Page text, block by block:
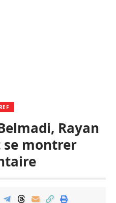
Rayan
montrer